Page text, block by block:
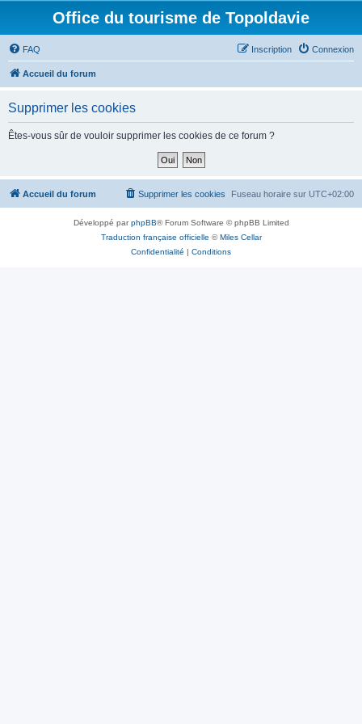
Office du tourisme de Topoldavie
FAQ Connexion
Inscription
Accueil du forum
Supprimer les cookies
Êtes-vous sûr de vouloir supprimer les cookies de ce forum ?
Accueil du forum Fuseau horaire sur UTC+02:00
Supprimer les cookies
Développé parphpBB® Forum Software © phpBB Limited
Traduction française officielle ©Miles Cellar
Confidentialité | Conditions